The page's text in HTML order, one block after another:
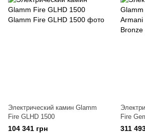
Электрический камин Glamm
Fire GLHD 1500
104 341 грн
Fire
311